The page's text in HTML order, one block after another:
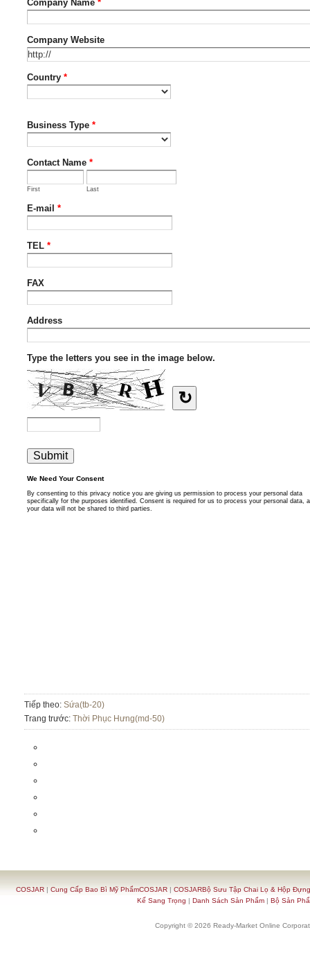
Tiếp theo: Sứa(tb-20)
Trang trước: Thời Phục Hưng(md-50)
COSJAR| Cung Cấp Bao Bì Mỹ PhẩmCOSJAR| COSJARBộ Sưu Tập Chai Lọ & Hộp
Kế Sang Trọng | Danh Sách Sản Phẩm| Bộ Sản
Copyright © 2026 Ready-Market Online